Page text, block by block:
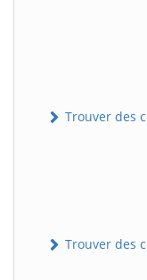
Trouver des
Trouver des